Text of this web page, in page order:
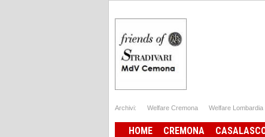
Archivi: Welfare Cremona Welfare Lombardia
HOME CREMONA